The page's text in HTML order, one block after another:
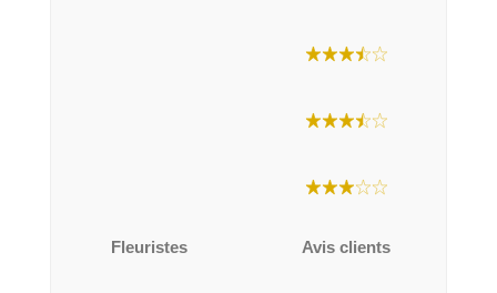
Fleuristes Avis clients